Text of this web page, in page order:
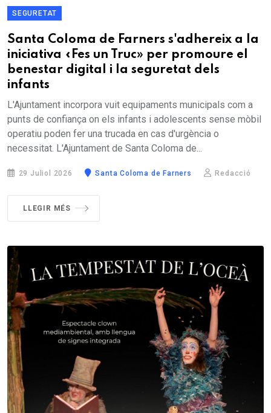
SEGURETAT
Santa Coloma de Farners s'adhereix a la
iniciativa «Fes un Truc» per promoure el
benestar digital i la seguretat dels
infants
L'Ajuntament incorpora vuit equipaments municipals com a
punts de confiança on els infants i adolescents sense mòbil
operatiu poden fer una trucada en cas d'urgència o
necessitat. L'Ajuntament de Santa Coloma de...
29 Juliol 2026 Santa Coloma de Farners Redacció
LLEGIR MÉS